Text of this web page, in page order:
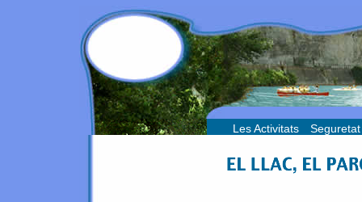
Les Activitats Seguretat